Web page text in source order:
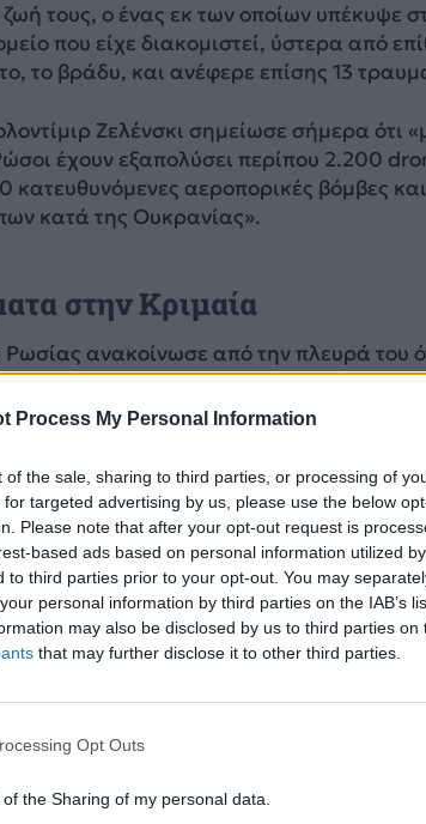
Process My Personal Information
of the sale, sharing to third parties, or processing of
targeted advertising by us, please use the below
Please note that after your opt-out request is
based ads based on personal information utilized
to third parties prior to your opt-out. You may
personal information by third parties on the IAB’s
may also be disclosed by us to third parties on
that may further disclose it to other third parties.
Opt Outs
the Sharing of my personal data.
τους, ο ένας εκ των οποίων υπέκυψε
που είχε διακομιστεί, ύστερα από
το βράδυ, και ανέφερε επίσης 13
Ζελένσκι σημείωσε σήμερα ότι
έχουν εξαπολύσει περίπου 2.200
αεροπορικές βόμβες
κατά της Ουκρανίας».
στην Κριμαία
ανακοίνωσε από την πλευρά του
εναέρια οχήματα καταρρίφθηκαν στη